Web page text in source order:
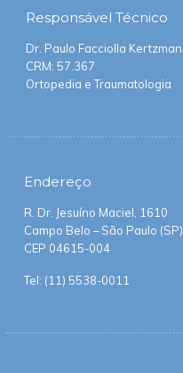
Responsável Técnico
Dr. Paulo Facciolla Kertzman
CRM: 57.367
Ortopedia e Traumatologia
Endereço
R. Dr. Jesuíno Maciel, 1610
Campo Belo – São Paulo (SP)
CEP 04615-004
Tel: (11) 5538-0011